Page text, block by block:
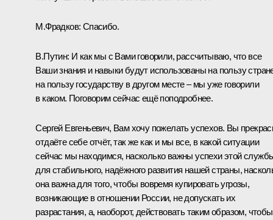
М.Фрадков: Спасибо.
В.Путин: И как мы с Вами говорили, рассчитываю, что все
Ваши знания и навыки будут использованы на пользу
на пользу государству в другом месте – мы уже говорили
в каком. Поговорим сейчас ещё поподробнее.
Сергей Евгеньевич, Вам хочу пожелать успехов. Вы
отдаёте себе отчёт, так же как и мы все, в какой ситуации
сейчас мы находимся, насколько важны успехи этой
для стабильного, надёжного развития нашей страны,
она важна для того, чтобы вовремя купировать угрозы,
возникающие в отношении России, не допускать их
разрастания, а, наоборот, действовать таким образом, чтобы